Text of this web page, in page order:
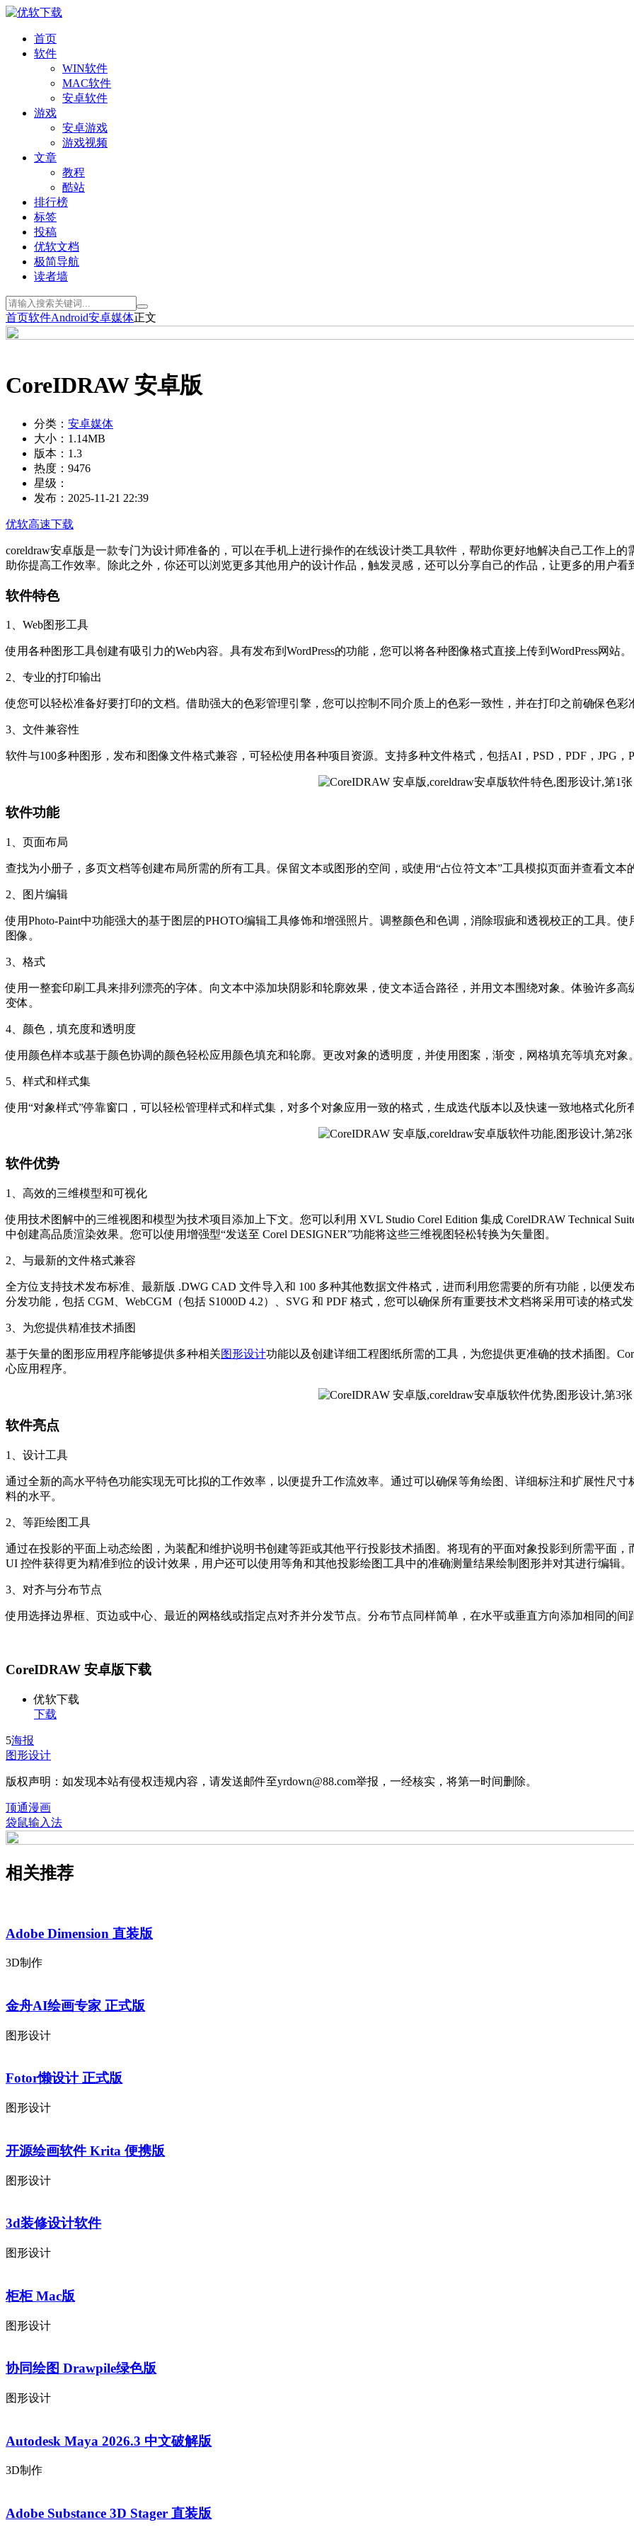
首页
软件
WIN软件
MAC软件
安卓软件
游戏
安卓游戏
游戏视频
文章
教程
酷站
排行榜
标签
投稿
优软文档
极简导航
读者墙
首页软件Android安卓媒体正文
CoreIDRAW 安卓版
分类： 安卓媒体
大小： 1.14MB
版本： 1.3
热度： 9476
星级：
发布： 2025-11-21 22:39
优软高速下载
coreldraw安卓版是一款专门为设计师准备的，可以在手机上进行操作的在线设计类工具软件，帮助你更好地解决自己工作上
助你提高工作效率。除此之外，你还可以浏览更多其他用户的设计作品，触发灵感，还可以分享自己的作品，让更多的用户看
软件特色
1、Web图形工具
使用各种图形工具创建有吸引力的Web内容。具有发布到WordPress的功能，您可以将各种图像格式直接上传到WordPress网站。
2、专业的打印输出
使您可以轻松准备好要打印的文档。借助强大的色彩管理引擎，您可以控制不同介质上的色彩一致性，并在打印之前确保色彩
3、文件兼容性
软件与100多种图形，发布和图像文件格式兼容，可轻松使用各种项目资源。支持多种文件格式，包括AI，PSD，PDF，JPG
软件功能
1、页面布局
查找为小册子，多页文档等创建布局所需的所有工具。保留文本或图形的空间，或使用“占位符文本”工具模拟页面并查看文本
2、图片编辑
使用Photo-Paint中功能强大的基于图层的PHOTO编辑工具修饰和增强照片。调整颜色和色调，消除瑕疵和透视校正的工具。
图像。
3、格式
使用一整套印刷工具来排列漂亮的字体。向文本中添加块阴影和轮廓效果，使文本适合路径，并用文本围绕对象。体验许多
变体。
4、颜色，填充度和透明度
使用颜色样本或基于颜色协调的颜色轻松应用颜色填充和轮廓。更改对象的透明度，并使用图案，渐变，网格填充等填充对象
5、样式和样式集
使用“对象样式”停靠窗口，可以轻松管理样式和样式集，对多个对象应用一致的格式，生成迭代版本以及快速一致地格式化所
软件优势
1、高效的三维模型和可视化
使用技术图解中的三维视图和模型为技术项目添加上下文。您可以利用 XVL Studio Corel Edition 集成 CorelDRAW Technical
中创建高品质渲染效果。您可以使用增强型“发送至 Corel DESIGNER”功能将这些三维视图轻松转换为矢量图。
2、与最新的文件格式兼容
全方位支持技术发布标准、最新版 .DWG CAD 文件导入和 100 多种其他数据文件格式，进而利用您需要的所有功能，以便
分发功能，包括 CGM、WebCGM（包括 S1000D 4.2）、SVG 和 PDF 格式，您可以确保所有重要技术文档将采用可读的格式
3、为您提供精准技术插图
基于矢量的图形应用程序能够提供多种相关图形设计功能以及创建详细工程图纸所需的工具，为您提供更准确的技术插图。
心应用程序。
软件亮点
1、设计工具
通过全新的高水平特色功能实现无可比拟的工作效率，以便提升工作流效率。通过可以确保等角绘图、详细标注和扩展性尺
料的水平。
2、等距绘图工具
通过在投影的平面上动态绘图，为装配和维护说明书创建等距或其他平行投影技术插图。将现有的平面对象投影到所需平面
UI 控件获得更为精准到位的设计效果，用户还可以使用等角和其他投影绘图工具中的准确测量结果绘制图形并对其进行编辑。
3、对齐与分布节点
使用选择边界框、页边或中心、最近的网格线或指定点对齐并分发节点。分布节点同样简单，在水平或垂直方向添加相同的间
CoreIDRAW 安卓版下载
优软下载
下载
5海报
图形设计
版权声明：如发现本站有侵权违规内容，请发送邮件至yrdown@88.com举报，一经核实，将第一时间删除。
顶通漫画
袋鼠输入法
相关推荐
Adobe Dimension 直装版
3D制作
金舟AI绘画专家 正式版
图形设计
Fotor懒设计 正式版
图形设计
开源绘画软件 Krita 便携版
图形设计
3d装修设计软件
图形设计
柜柜 Mac版
图形设计
协同绘图 Drawpile绿色版
图形设计
Autodesk Maya 2026.3 中文破解版
3D制作
Adobe Substance 3D Stager 直装版